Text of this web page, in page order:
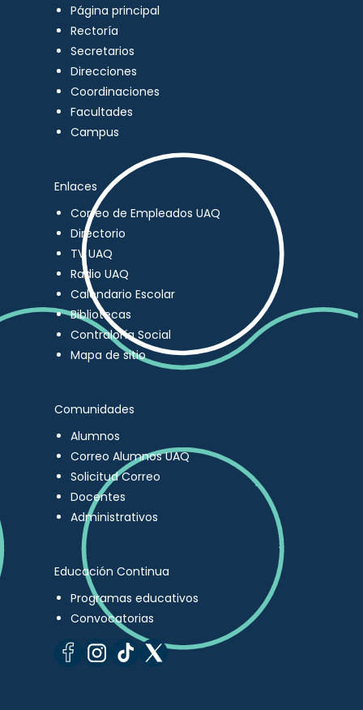
Página principal
Rectoría
Secretarios
Direcciones
Coordinaciones
Facultades
Campus
Enlaces
Correo de Empleados UAQ
Directorio
TV UAQ
Radio UAQ
Calendario Escolar
Bibliotecas
Contraloría Social
Mapa de sitio
Comunidades
Alumnos
Correo Alumnos UAQ
Solicitud Correo
Docentes
Administrativos
Educación Continua
Programas educativos
Convocatorias